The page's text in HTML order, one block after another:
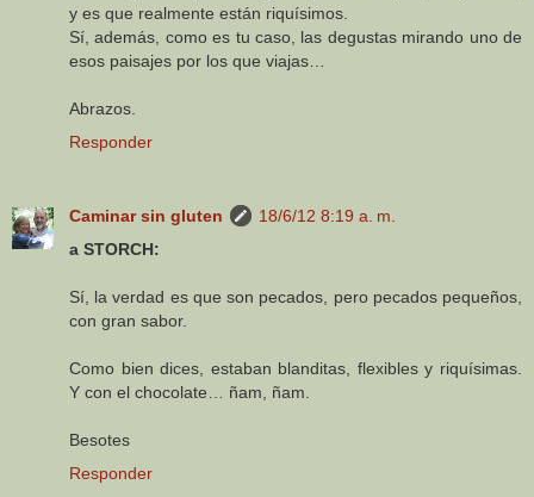
y es que realmente están riquísimos.
Sí, además, como es tu caso, las degustas mirando uno de
esos paisajes por los que viajas…
Abrazos.
Responder
Caminar sin gluten
18/6/12 8:19 a. m.
a STORCH:
Sí, la verdad es que son pecados, pero pecados pequeños,
con gran sabor.
Como bien dices, estaban blanditas, flexibles y riquísimas.
Y con el chocolate… ñam, ñam.
Besotes
Responder